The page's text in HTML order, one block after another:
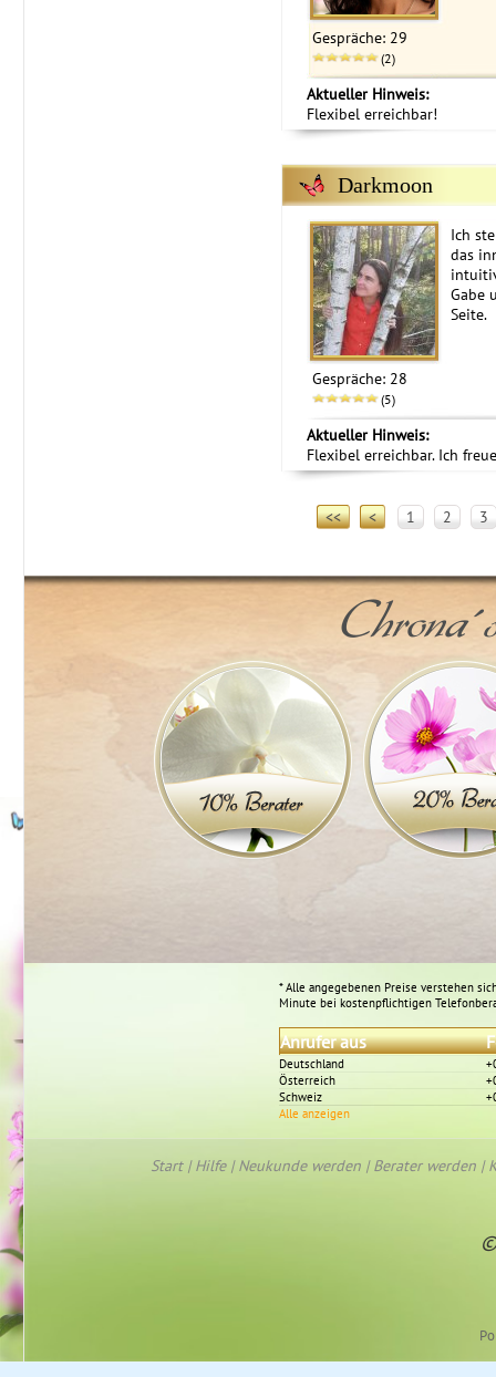
Gespräche: 29
(2)
Aktueller Hinweis:
Flexibel erreichbar!
Darkmoon
Ich
das
Gabe
Seite.
Gespräche: 28
(5)
Aktueller Hinweis:
Flexibel erreichbar. Ich
<< < 1 2 3
* Alle angegebenen Preise verstehen
Minute bei kostenpflichtigen
Anrufer aus
Deutschland
Österreich
Schweiz
Alle anzeigen
Start|Hilfe|Neukunde werden |Berater werden |